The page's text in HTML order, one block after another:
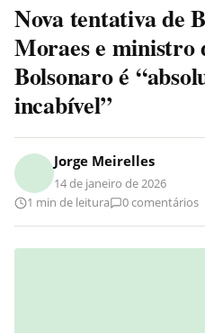
Nova tentativa de
Moraes e ministro
Bolsonaro é
incabível”
Jorge Meirelles
14 de janeiro de 2026
1 min de leitura
0 comentários